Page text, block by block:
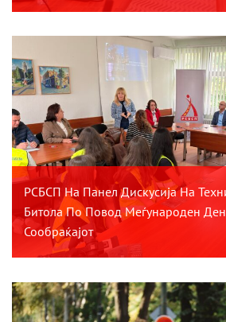
РСБСП На Панел Дискусија На
Битола По Повод Меѓународен
Сообраќајот